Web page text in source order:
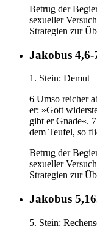
Betrug der
sexueller
Strategien zur
Jakobus 4,6-
1. Stein: Demut
6 Umso reicher
er: »Gott
gibt er Gnade«.
dem Teufel, so
Betrug der
sexueller
Strategien zur
Jakobus 5,16
5. Stein: